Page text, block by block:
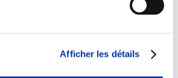
Afficher les détails